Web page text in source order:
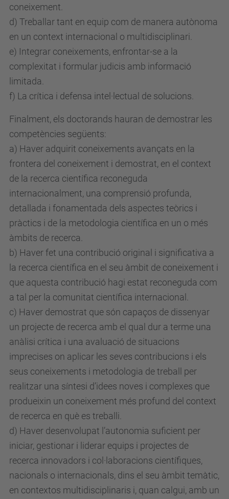
coneixement.
d) Treballar tant en equip com de manera autònoma
en un context internacional o multidisciplinari.
e) Integrar coneixements, enfrontar-se a la
complexitat i formular judicis amb informació
limitada.
f) La crítica i defensa intel·lectual de solucions.
Finalment, els doctorands hauran de demostrar les
competències següents:
a) Haver adquirit coneixements avançats en la
frontera del coneixement i demostrat, en el context
de la recerca científica reconeguda
internacionalment, una comprensió profunda,
detallada i fonamentada dels aspectes teòrics i
pràctics i de la metodologia científica en un o més
àmbits de recerca.
b) Haver fet una contribució original i significativa a
la recerca científica en el seu àmbit de coneixement i
que aquesta contribució hagi estat reconeguda com
a tal per la comunitat científica internacional.
c) Haver demostrat que són capaços de dissenyar
un projecte de recerca amb el qual dur a terme una
anàlisi crítica i una avaluació de situacions
imprecises on aplicar les seves contribucions i els
seus coneixements i metodologia de treball per
realitzar una síntesi d’idees noves i complexes que
produeixin un coneixement més profund del context
de recerca en què es treballi.
d) Haver desenvolupat l’autonomia suficient per
iniciar, gestionar i liderar equips i projectes de
recerca innovadors i col·laboracions científiques,
nacionals o internacionals, dins el seu àmbit temàtic,
en contextos multidisciplinaris i, quan calgui, amb un